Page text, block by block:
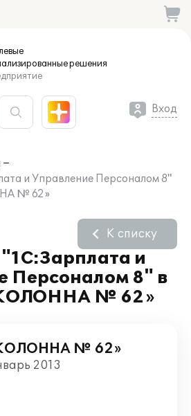
решения
Вход
и Управление Персоналом 8"
№ 62»
и
Персоналом 8" в
№ 62»
К списку
№ 62»
2013